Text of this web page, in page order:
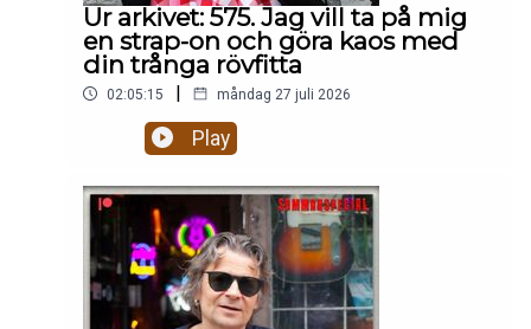
Ur arkivet: 575. Jag vill ta på mig
en strap-on och göra kaos med
din trånga rövfitta
02:05:15 | måndag 27 juli 2026
Play